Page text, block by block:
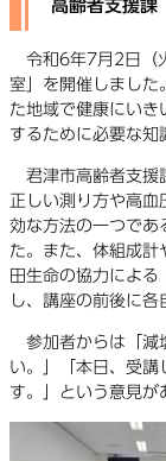
高齢者支援課
令和6年7月2日（
室」を開催しました
た地域で健康にいき
するために必要な知
君津市高齢者支援
正しい測り方や高血
効な方法の一つであ
た。また、体組成計
田生命の協力によ
し、講座の前後に各
参加者からは「減
い。」「本日、受講
す。」という意見が